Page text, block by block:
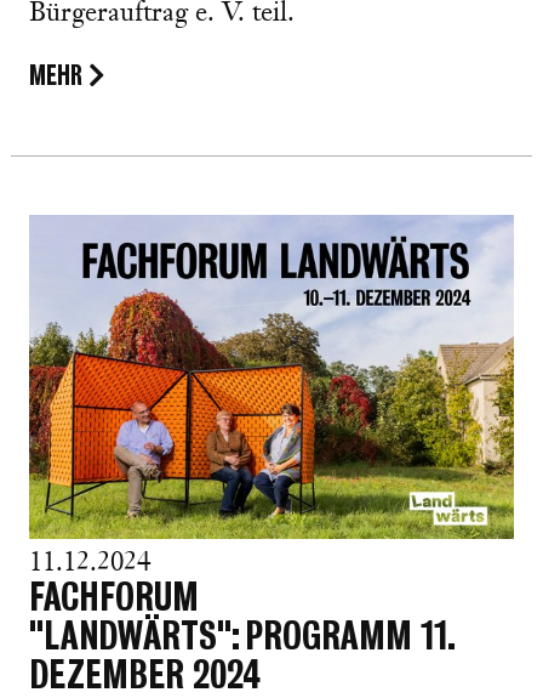
Bürgerauftrag e. V. teil.
MEHR
11.12.2024
FACHFORUM
"LANDWÄRTS": PROGRAMM 11.
DEZEMBER 2024